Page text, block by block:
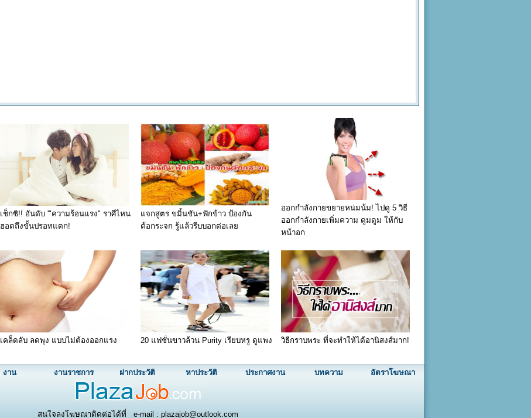
เช็กซิ!! อันดับ '"ความร้อนแรง" ราศีไหน
ฮอตถึงขั้นปรอทแตก!
แจกสูตร ขมิ้นชัน+ฟักข้าว ป้องกัน
ต้อกระจก รู้แล้วรีบบอกต่อเลย
ออกกำลังกายขยายหน่มน้ม! ไปดู 5 วิธี
ออกกำลังกายเพิ่มความ ดูมดูม ให้กับ
หน้าอก
เคล็ดลับ ลดพุง แบบไม่ต้องออกแรง 20 แฟชั่นขาวล้วน Purity เรียบหรู ดูแพง วิธีกราบพระ ที่จะทำให้ได้อานิสงส์มาก!
งาน งานราชการ ฝากประวัติ หาประวัติ ประกาศงาน บทความ อัตราโฆษณา
สนใจลงโฆษณาติดต่อได้ที่ e-mail : plazajob@outlook.com